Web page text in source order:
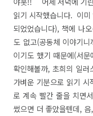
읽기 시작했습니다. 이
되었었습니다), 책에 나
도 없고(공동체 이야기
이기도 했기 때문에(서
확인해볼까, 초희의 일
가벼운 기분으로 읽기
로 계속 빨간 줄을 치면
썼으면 더 좋았을텐데,